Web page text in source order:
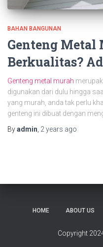
BAHAN BANGUNAN
Genteng Metal
Berkualitas?
Genteng metal murah
digunakan dari dulu hingga
yang murah, anda tak perlu
genteng ini dibuat dengan
Byadmin 2 years ago
HOME ABOUT US
Copyright